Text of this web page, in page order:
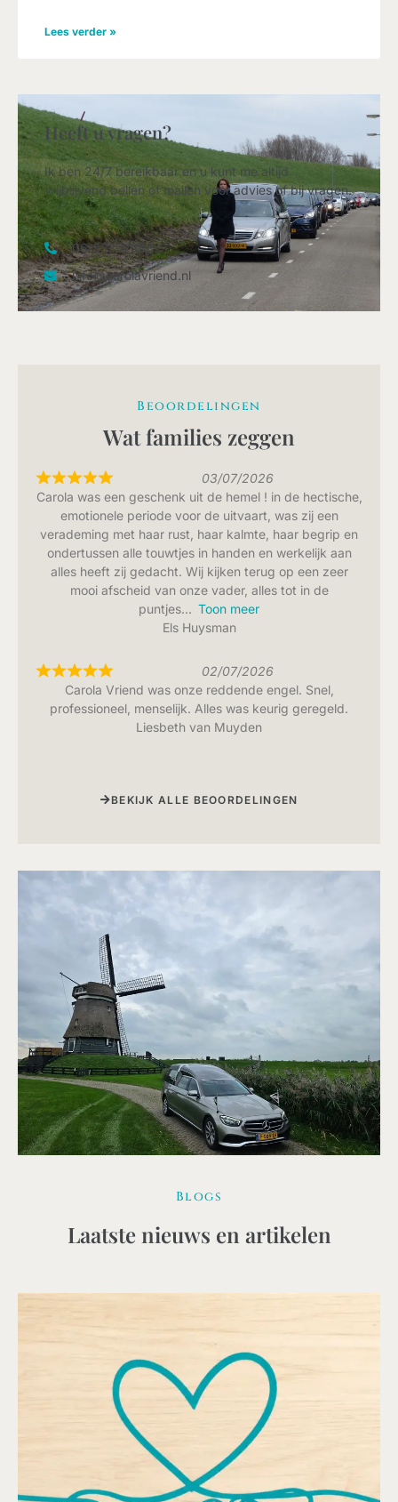
Lees verder »
Heeft u vragen?
Ik ben 24/7 bereikbaar en u kunt me altijd
vrijblijvend bellen of mailen voor advies of bij vragen.
06-55397588
info@carolavriend.nl
Beoordelingen
Wat families zeggen
03/07/2026
Carola was een geschenk uit de hemel ! in de hectische,
emotionele periode voor de uitvaart, was zij een
verademing met haar rust, haar kalmte, haar begrip en
ondertussen alle touwtjes in handen en werkelijk aan
alles heeft zij gedacht. Wij kijken terug op een zeer
mooi afscheid van onze vader, alles tot in de
puntjes
Toon meer
Els Huysman
02/07/2026
Carola Vriend was onze reddende engel. Snel,
professioneel, menselijk. Alles was keurig geregeld.
Liesbeth van Muyden
BEKIJK ALLE BEOORDELINGEN
Blogs
Laatste nieuws en artikelen